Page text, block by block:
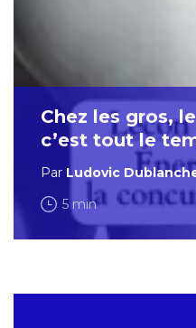
Chez les gros,
c’est tout le
Par Ludovic
5 min